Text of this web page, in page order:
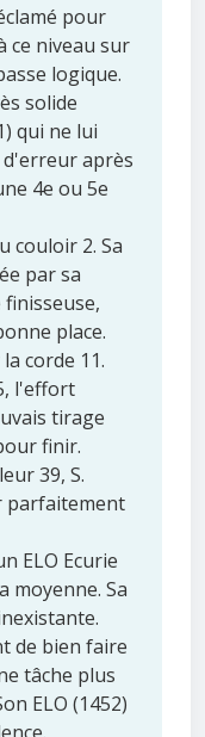
pour
ce niveau sur
logique.
solide
qui ne lui
d'erreur après
4e ou 5e
couloir 2. Sa
par sa
place.
corde 11.
l'effort
tirage
finir.
39, S.
parfaitement
ELO Ecurie
moyenne. Sa
de bien faire
tâche plus
ELO (1452)